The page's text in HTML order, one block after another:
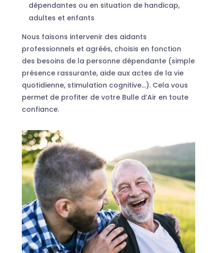
dépendantes ou en situation de handicap,
adultes et enfants
Nous faisons intervenir des aidants
professionnels et agréés, choisis en fonction
des besoins de la personne dépendante (simple
présence rassurante, aide aux actes de la vie
quotidienne, stimulation cognitive…). Cela vous
permet de profiter de votre Bulle d’Air en toute
confiance.